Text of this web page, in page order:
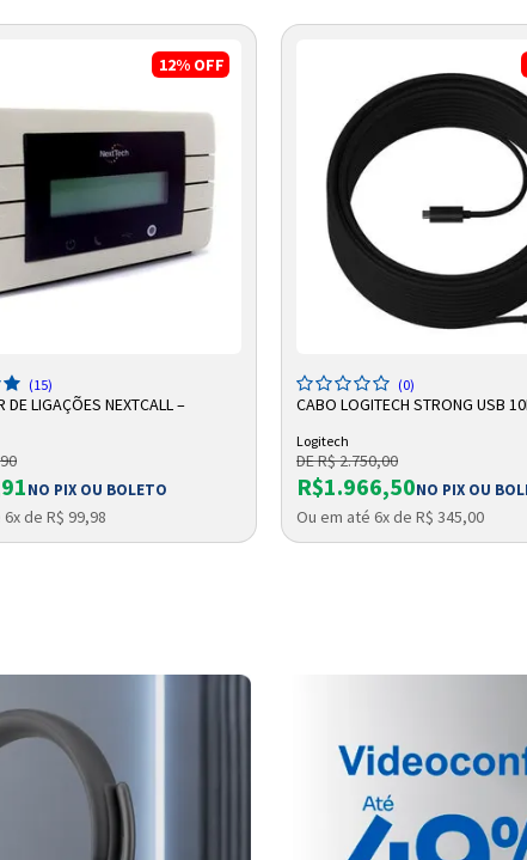
A SACOLA
12% OFF
(15)
DE LIGAÇÕES NEXTCALL –
NO PIX OU BOLETO
de R$ 99,98
ADICIONAR A SACOLA
(0)
CABO LOGITECH STRONG USB
Logitech
DE R$ 2.750,00
R$1.966,50NO PIX OU
Ou em até 6x de R$ 345,00